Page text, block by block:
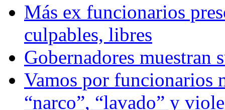
Más ex funcionarios
culpables, libres
Gobernadores muestran
Vamos por funcionarios
“narco”, “lavado” y